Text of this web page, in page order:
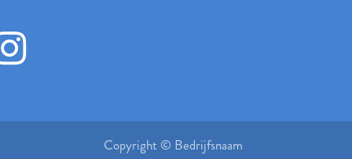
Copyright © Bedrijfsnaam